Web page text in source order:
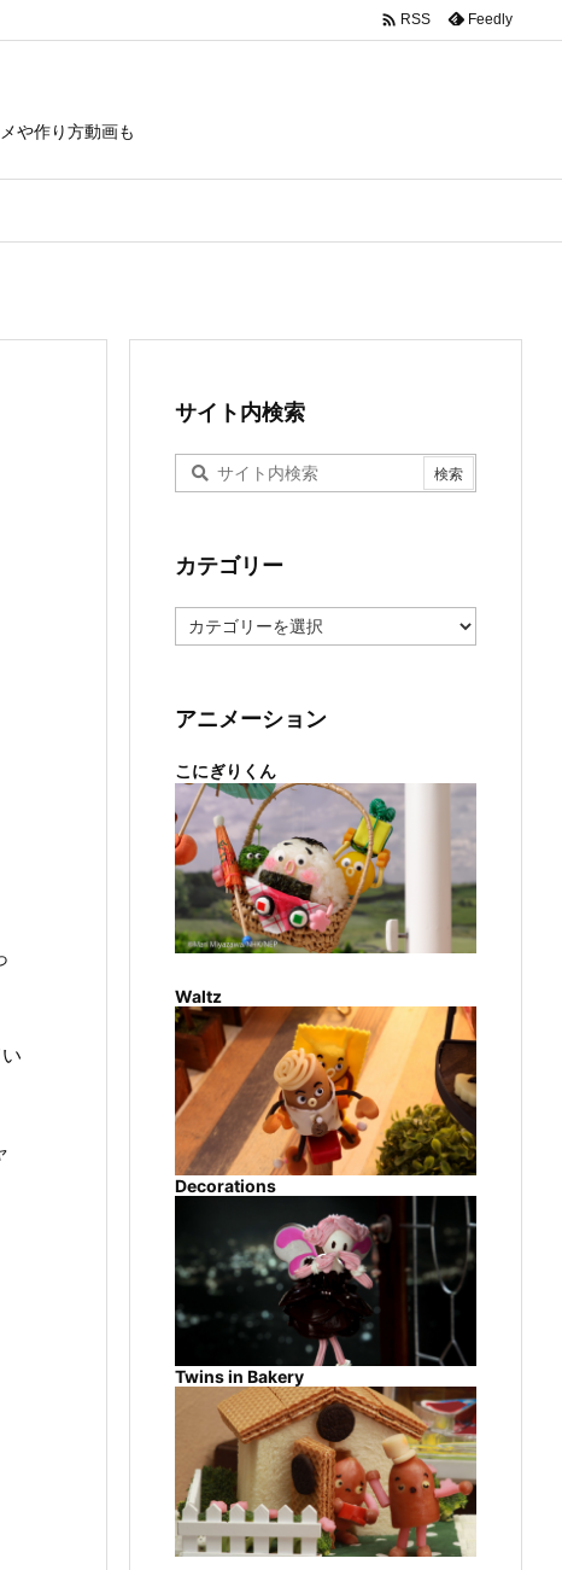
や作り方動画も
 RSS Feedly
サイト内検索
カテゴリー
テ
ー
アニメーション
こにぎりくん
Waltz
Decorations
Twins in Bakery